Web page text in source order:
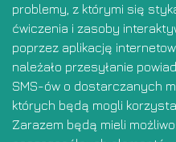
problemy, z którymi się
ćwiczenia i zasoby
poprzez aplikację
należało przesyłanie
SMS-ów o dostarczanych
których będą mogli
Zarazem będą mieli